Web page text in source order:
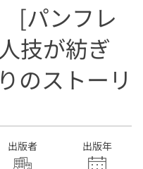
[パンフレ
技が紡ぎ
のストーリ
出版者 出版年